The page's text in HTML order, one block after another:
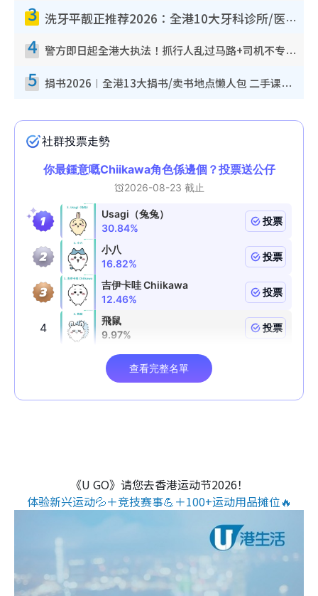
3 洗牙平靓正推荐2026：全港10大牙科诊所/医院懒人包，夜诊至8点/镇静洁牙/医疗券适用
4 警方即日起全港大执法！抓行人乱过马路+司机不专注驾驶！乱过马路罚$2000
5 捐书2026︱全港13大捐书/卖书地点懒人包 二手课本最高$150＋旧书换免费咖啡/戏票
《U GO》请您去香港运动节2026！
体验新兴运动💦＋竞技赛事💪＋100+运动用品摊位🔥